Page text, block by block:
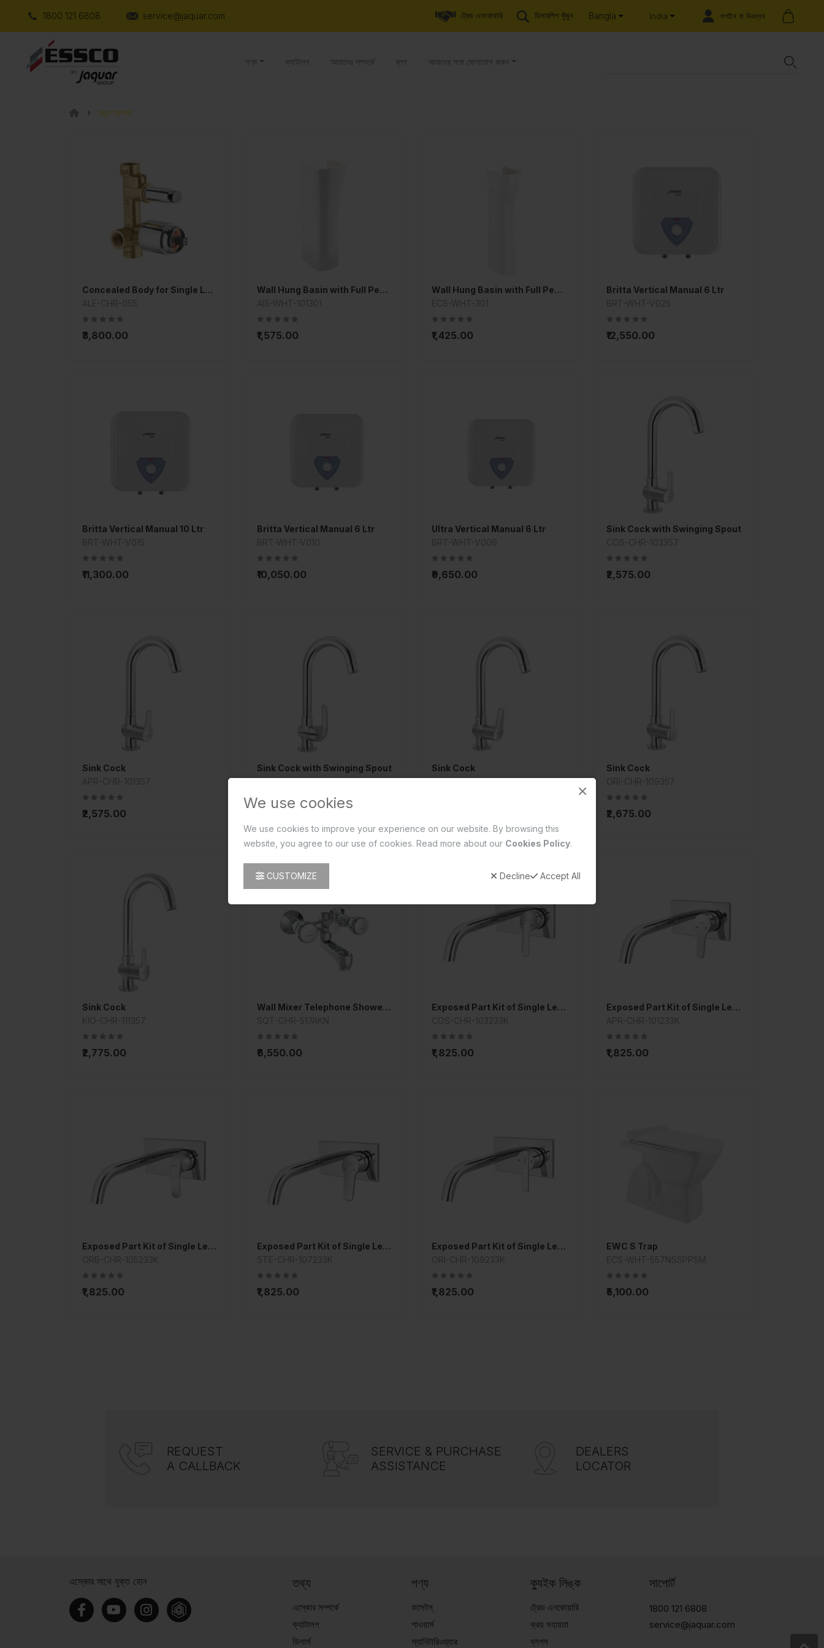
×
We use cookies
We use cookies to improve your experience on our website. By browsing this
website, you agree to our use of cookies. Read more about our Cookies Policy.
CUSTOMIZE Decline Accept All
1800 121 6808 service@jaquar.com ট্রেড এনকোয়ারি ডিলারশিপ খুঁজুন Bangla India লগইন বা নিবন্ধন
পণ্য ক্যাটালগ আমাদের সম্পর্কে ব্লগ আমাদের সঙ্গে যোগাযোগ করুন
নতুন আগমন
Concealed Body for Single Lever Divertor
₹3,800.00
Wall Hung Basin with Full Pedestal
₹1,575.00
Wall Hung Basin with Full Pedestal
₹1,425.00
Britta Vertical Manual 6 Ltr
₹12,550.00
Britta Vertical Manual 10 Ltr
₹11,300.00
Britta Vertical Manual 6 Ltr
₹10,050.00
Ultra Vertical Manual 6 Ltr
₹9,650.00
Sink Cock with Swinging Spout
₹2,575.00
Sink Cock
₹2,575.00
Sink Cock with Swinging Spout
ORB-CHR-105357
Sink Cock
STE-CHR-107357
Sink Cock
₹2,675.00
Sink Cock
₹2,775.00
Wall Mixer Telephone Shower Arrangement
₹6,550.00
Exposed Part Kit of Single Lever Basin Mixer Wall Mounted
₹1,825.00
Exposed Part Kit of Single Lever Basin Mixer Wall Mounted
₹1,825.00
Exposed Part Kit of Single Lever Basin Mixer Wall Mounted
₹1,825.00
Exposed Part Kit of Single Lever Basin Mixer Wall Mounted
₹1,825.00
Exposed Part Kit of Single Lever Basin Mixer Wall Mounted
₹1,825.00
EWC S Trap
₹5,100.00
REQUEST
A CALLBACK
SERVICE & PURCHASE
ASSISTANCE
DEALERS
LOCATOR
এস্কোর সাথে যুক্ত হোন তথ্য
এস্কোর সম্পর্কে
ক্যাটালগ
ডিলার্স
পণ্য
ফসেটস্
শাওয়ার্স
স্যানিটারিওয়্যার
ক্যুইক লিঙ্ক
ট্রেড এনকোয়ারি
ক্রয় সহায়তা
ব্লগস
সাপোর্ট
1800 121 6808
service@jaquar.com